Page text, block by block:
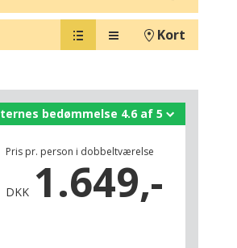
Kort
Pris pr. person i dobbeltværelse
DKK 1.649,-
bedømmelse 4.6 af 5